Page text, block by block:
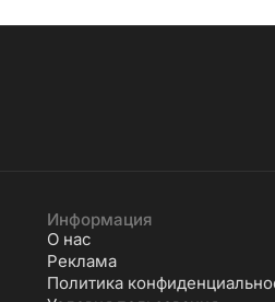
Информация
О нас
Реклама
Политика